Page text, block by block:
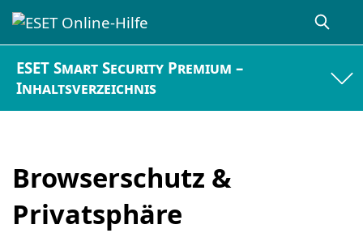
ESET Smart Security Premium –
Inhaltsverzeichnis
Browserschutz &
Privatsphäre